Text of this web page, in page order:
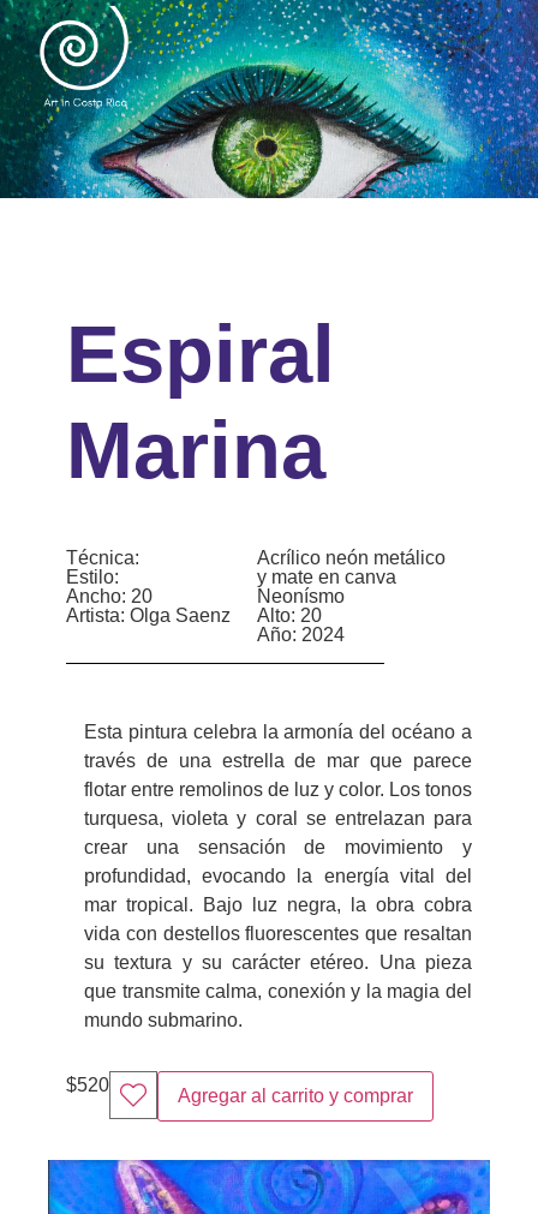
Espiral
Marina
Técnica:
Estilo:
Ancho: 20
Artista: Olga Saenz
Acrílico neón metálico
y mate en canva
Neonísmo
Alto: 20
Año: 2024
Esta pintura celebra la armonía del océano a
través de una estrella de mar que parece
flotar entre remolinos de luz y color. Los tonos
turquesa, violeta y coral se entrelazan para
crear una sensación de movimiento y
profundidad, evocando la energía vital del
mar tropical. Bajo luz negra, la obra cobra
vida con destellos fluorescentes que resaltan
su textura y su carácter etéreo. Una pieza
que transmite calma, conexión y la magia del
mundo submarino.
$520
Agregar al carrito y comprar